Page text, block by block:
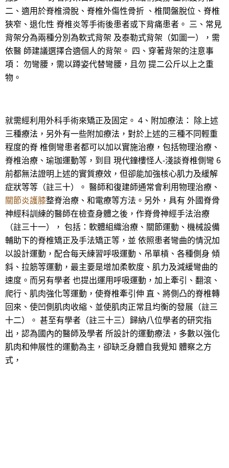
二、適用於脊椎滑脫、脊椎外傷性骨折 、椎間盤脫位、脊椎
狹窄、退化性 脊椎炎等手術後患者或下背痛患者。 三、常見
背架分為兩種分別為軟式背架 及泰勒式背架（如圖一），需
依醫 師建議選擇合適個人的背架。 四、穿著背架的注意事
項： 勿彎腰，需以蹲姿代替彎腰，且勿 提二公斤以上之重
物。
就需經利用外科手術來矯正及固定。 4、附加療法： 除上述
三種療法，另外有一些附加療法，對於上述的三種不同輕重
程度的脊 椎側彎患者都可以加以實施治療，包括物理治療、
脊椎治療、瑜珈運動等，到目 現代鐘樓怪人-淺談脊椎側彎 6
前都無法證明上述的實質療效，但卻能加強核心肌力及緩解
症狀等等（註三十）。 醫師和復建師通常會利用物理治療、
關節炎護膝整脊治療、和電療等方法。另外，具有 外國脊骨
神經科訓練的醫師在檢查身體之後，作脊骨神經手法治療
（註三十一）， 包括：軟體組織治療、關節運動、機械設備
輔助下的脊椎矯正及手法矯正等，並 依照患者彎曲的情況加
以設計運動，配合每天練習呼吸運動、吊單槓、各種側身 傾
斜、拉筋等運動，最主要是增加柔軟度、肌力及減緩彎曲的
速度。而另有學者 也提出運用呼吸運動，加上牽引、翻滾、
爬行、肌肉強化等運動，使脊椎牽引伸 直、將側凸的脊椎轉
回來、使凹側肌肉收縮、並使肌肉正常且均衡的發展（註三
十二）。 甚至有學者（註三十三）歸納八位學者的研究指
出，認為國內的醫師及學者 所設計的運動療法，多數以強化
肌肉和伸展性的運動為主，卻缺乏身體自我覺知 體察之方
式，